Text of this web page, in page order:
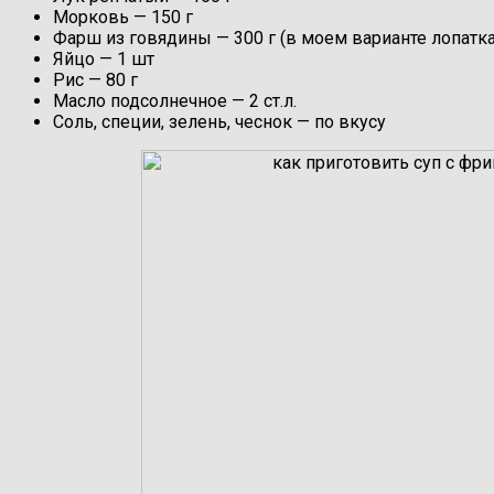
Морковь — 150 г
Фарш из говядины — 300 г (в моем варианте
Яйцо — 1 шт
Рис — 80 г
Масло подсолнечное — 2 ст.л.
Соль, специи, зелень, чеснок — по вкусу